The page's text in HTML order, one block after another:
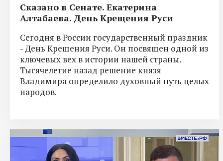
Сказано в Сенате. Екатерина
Алтабаева. День Крещения Руси
Сегодня в России государственный праздник
- День Крещения Руси. Он посвящен одной из
ключевых вех в истории нашей страны.
Тысячелетие назад решение князя
Владимира определило духовный путь целых
народов.